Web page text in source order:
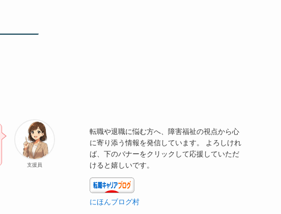
支援員
転職や退職に悩む方へ、障害福祉の視点から心
に寄り添う情報を発信しています。 よろしけれ
ば、下のバナーをクリックして応援していただ
けると嬉しいです。
にほんブログ村